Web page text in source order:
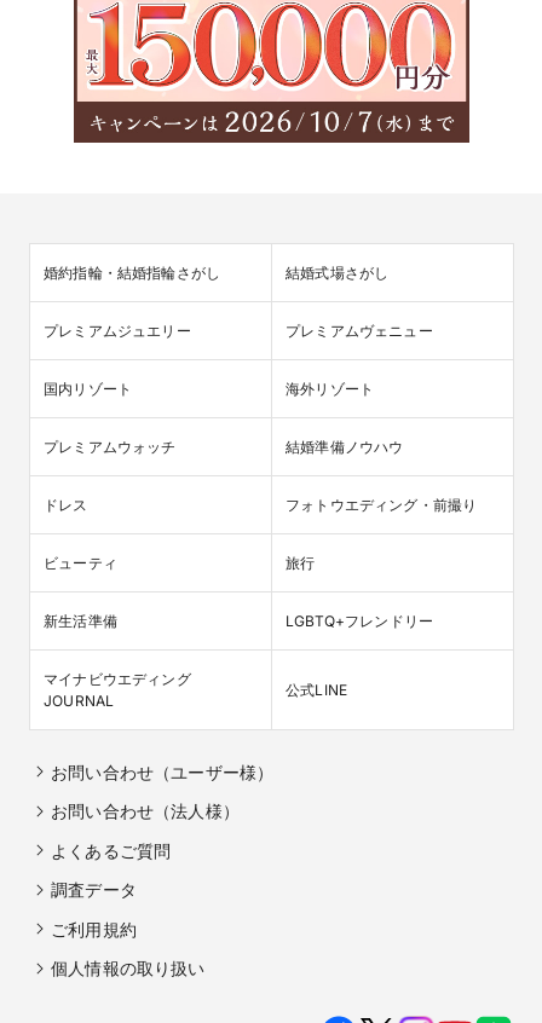
婚約指輪・結婚指輪さがし 結婚式場さがし
プレミアムジュエリー プレミアムヴェニュー
国内リゾート 海外リゾート
プレミアムウォッチ 結婚準備ノウハウ
ドレス フォトウエディング・前撮り
ビューティ 旅行
新生活準備 LGBTQ+フレンドリー
マイナビウエディング
JOURNAL
公式LINE
お問い合わせ（ユーザー様）
お問い合わせ（法人様）
よくあるご質問
調査データ
ご利用規約
個人情報の取り扱い